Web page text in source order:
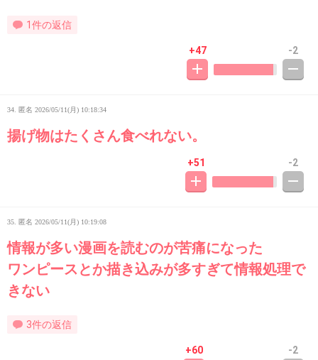
1件の返信
+47 -2
34. 匿名 2026/05/11(月) 10:18:34
揚げ物はたくさん食べれない。
+51 -2
35. 匿名 2026/05/11(月) 10:19:08
情報が多い漫画を読むのが苦痛になった
ワンピースとか描き込みが多すぎて情報処理で
きない
3件の返信
+60 -2